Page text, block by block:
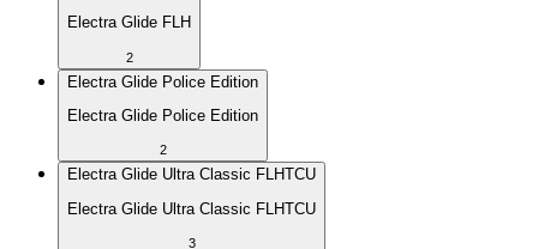
Electra Glide FLH
2
Electra Glide Police Edition
Electra Glide Police Edition
2
Electra Glide Ultra Classic FLHTCU
Electra Glide Ultra Classic FLHTCU
3